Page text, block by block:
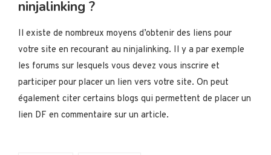
ninjalinking ?
Il existe de nombreux moyens d’obtenir des liens pour
votre site en recourant au ninjalinking. Il y a par exemple
les forums sur lesquels vous devez vous inscrire et
participer pour placer un lien vers votre site. On peut
également citer certains blogs qui permettent de placer un
lien DF en commentaire sur un article.